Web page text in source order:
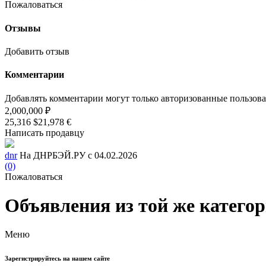
Пожаловаться
Отзывы
Добавить отзыв
Комментарии
Добавлять комментарии могут только авторизованные
2,000,000 ₽
25,316 $21,978 €
Написать продавцу
dnr На ДНРБЭЙ.РУ с 04.02.2026
(0)
Пожаловаться
Объявления из той же
Меню
Зарегистрируйтесь на нашем сайте